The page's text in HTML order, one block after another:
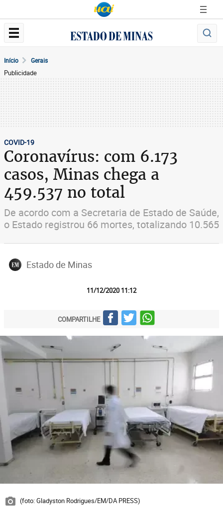
Início Gerais
Publicidade
COVID-19
Coronavírus: com 6.173
casos, Minas chega a
459.537 no total
De acordo com a Secretaria de Estado de Saúde,
o Estado registrou 66 mortes, totalizando 10.565
Estado de Minas
11/12/2020 11:12
COMPARTILHE
(foto: Gladyston Rodrigues/EM/DA PRESS)